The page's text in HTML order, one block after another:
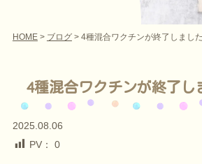
HOME> ブログ> 4種混合ワクチンが終了しました
4種混合ワクチンが終了し
2025.08.06
PV：
0